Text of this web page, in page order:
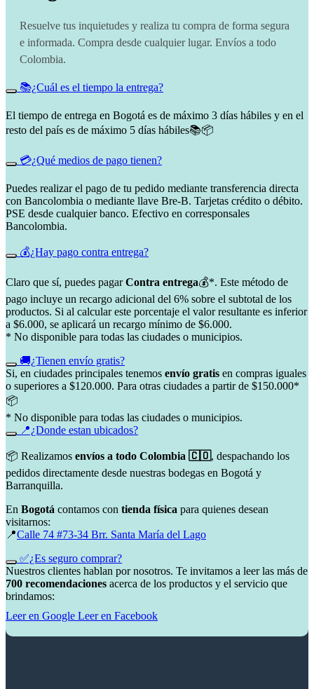
Resuelve tus inquietudes y realiza tu compra de forma segura
e informada. Compra desde cualquier lugar. Envíos a todo
Colombia.
📚¿Cuál es el tiempo la entrega?
El tiempo de entrega en Bogotá es de máximo 3 días hábiles y en el
resto del país es de máximo 5 días hábiles📚📦
💳¿Qué medios de pago tienen?
Puedes realizar el pago de tu pedido mediante transferencia directa
con Bancolombia o mediante llave Bre-B. Tarjetas crédito o débito.
PSE desde cualquier banco. Efectivo en corresponsales
Bancolombia.
💰¿Hay pago contra entrega?
Claro que sí, puedes pagarContra entrega💰*. Este método de
pago incluye un recargo adicional del 6% sobre el subtotal de los
productos. Si al calcular este porcentaje el valor resultante es inferior
a $6.000, se aplicará un recargo mínimo de $6.000.
* No disponible para todas las ciudades o municipios.
🚚¿Tienen envío gratis?
Si, en ciudades principales tenemos envío gratis en compras iguales
o superiores a $120.000. Para otras ciudades a partir de $150.000*
📦
* No disponible para todas las ciudades o municipios.
📍¿Donde estan ubicados?
📦 Realizamos envíos a todo Colombia 🇨🇴, despachando los
pedidos directamente desde nuestras bodegas en Bogotá y
Barranquilla.
En Bogotá contamos con tienda física para quienes desean
visitarnos:
📍Calle 74 #73-34 Brr. Santa María del Lago
✅¿Es seguro comprar?
Nuestros clientes hablan por nosotros. Te invitamos a leer las más de
700 recomendaciones acerca de los productos y el servicio que
brindamos:
Leer en Google Leer en Facebook